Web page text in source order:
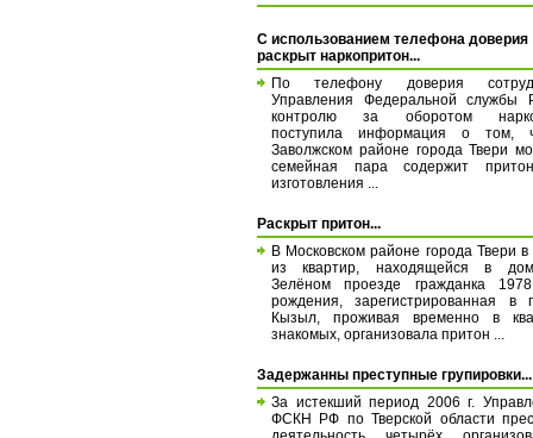
С использованием телефона доверия
раскрыт наркопритон...
По телефону доверия
Управления Федеральной службы
контролю за оборотом
поступила информация о том,
Заволжском районе города Твери
семейная пара содержит
изготовления ...
Раскрыт притон...
В Московском районе города Твери в
из квартир, находящейся в
Зелёном проезде гражданка
рождения, зарегистрированная в
Кызыл, проживая временно в
знакомых, организовала притон ...
Задержанны преступные групировки...
За истекший период 2006 г.
ФСКН РФ по Тверской области